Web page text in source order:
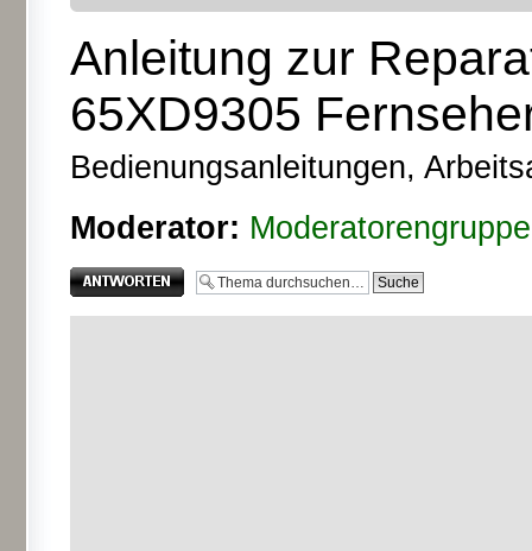
Anleitung zur
65XD9305
Bedienungsanleitungen,
Moderator: Moderatorengruppe
Antwort erstellen